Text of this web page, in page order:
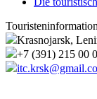
Krasnojarsk,
+7 (391) 215 00